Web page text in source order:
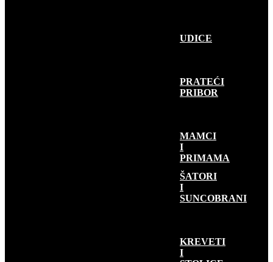
UDICE
PRATEĆI
PRIBOR
MAMCI
I
PRIMAMA
KAMP OPREMA
ŠATORI
I
SUNCOBRANI
KREVETI
I